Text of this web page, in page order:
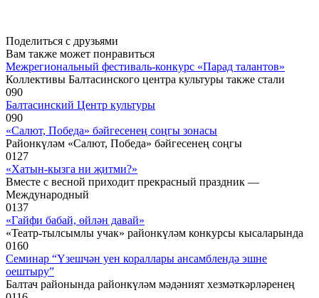
Поделиться с друзьями
Вам также может понравиться
Межрегиональный фестиваль-конкурс «Парад талантов»
Коллективы Балтасинского центра культуры также стали
090
Балтасинский Центр культуры
090
«Салют, Победа» бәйгесенең соңгы зонасы
Районкүләм «Салют, Победа» бәйгесенең соңгы
0127
«Хатын-кызга ни җитми?»
Вместе с весной приходит прекрасный праздник —
Международный
0137
«Гайфи бабай, өйлән давай»
«Театр-тылсымлы учак» районкүләм конкурсы кысаларында
0160
Семинар “Үзешчән уен кораллары ансамблендә эшне
оештыру”
Балтач районында районкүләм мәдәният хезмәткәрләренең